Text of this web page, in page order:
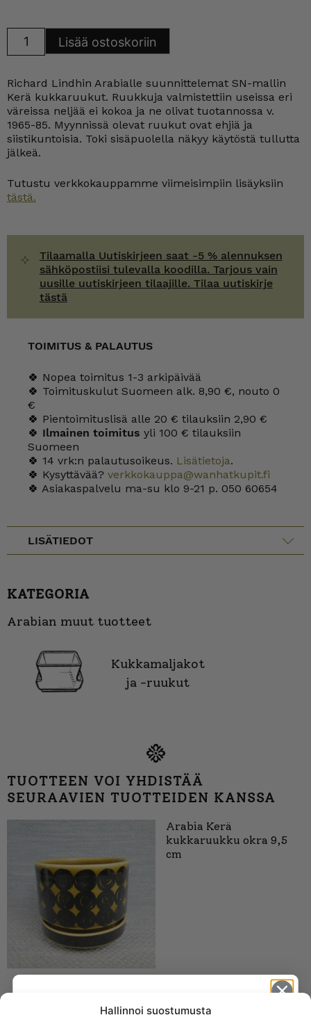
Hallinnoi suostumusta
kukkaruukku
teräs
määrä
Lisää ostoskoriin
Richard Lindhin Arabialle suunnittelemat SN-mallin
Kerä kukkaruukut. Ruukkuja valmistettiin useissa eri
väreissa neljää ei kokoa ja ne olivat tuotannossa v.
1965-85. Myynnissä olevat ruukut ovat ehjiä ja
siistikuntoisia. Toki sisäpuolella näkyy käytöstä tullutta
jälkeä.
Tutustu verkkokauppamme viimeisimpiin lisäyksiin
tästä.
Tilaamalla Uutiskirjeen saat -5 % alennuksen
sähköpostiisi tulevalla koodilla. Tarjous vain
uusille uutiskirjeen tilaajille. Tilaa uutiskirje
tästä
TOIMITUS & PALAUTUS
🍀 Nopea toimitus 1-3 arkipäivää
🍀 Toimituskulut Suomeen alk. 8,90 €, nouto 0
€
🍀 Pientoimituslisä alle 20 € tilauksiin 2,90 €
🍀 Ilmainen toimitus yli 100 € tilauksiin
Suomeen
🍀 14 vrk:n palautusoikeus. Lisätietoja.
🍀 Kysyttävää? verkkokauppa@wanhatkupit.fi
🍀 Asiakaspalvelu ma-su klo 9-21 p. 050 60654
LISÄTIEDOT
KATEGORIA
Arabian muut tuotteet
Kukkamaljakot
ja -ruukut
TUOTTEEN VOI YHDISTÄÄ
SEURAAVIEN TUOTTEIDEN KANSSA
Arabia Kerä
kukkaruukku okra 9,5
cm
Arabia Kerä